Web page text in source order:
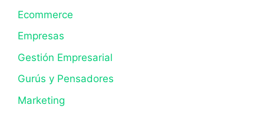
Ecommerce
Empresas
Gestión Empresarial
Gurús y Pensadores
Marketing